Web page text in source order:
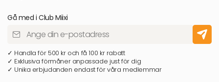
Gå med i Club Miixi
✓ Handla för 500 kr och få 100 kr rabatt
✓ Exklusiva förmåner anpassade just för dig
✓ Unika erbjudanden endast för våra medlemmar